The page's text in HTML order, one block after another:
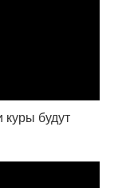
будут